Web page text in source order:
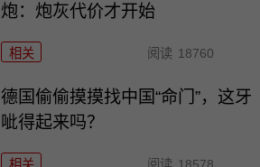
炮：炮灰代价才开始
相关 阅读 18760
德国偷偷摸摸找中国“命门”，这牙
呲得起来吗？